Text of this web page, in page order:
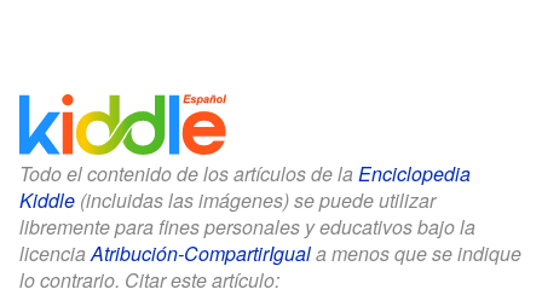
Todo el contenido de los artículos de la Enciclopedia
Kiddle (incluidas las imágenes) se puede utilizar
libremente para fines personales y educativos bajo la
licenciaAtribución-CompartirIguala menos que se indique
lo contrario. Citar este artículo: